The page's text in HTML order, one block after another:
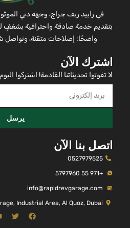
في رابيد ريف جراج، وجهة دبي
بتقديم خدمة صادقة واحترافية بشغفٍ
واضحًا: إصلاحات متقنة، وتواصل
اشترك الآن
لا تفوتوا تحديثاتنا القادمة! اشتركوا
يرسل
اتصل بنا الآن
0527979525
+971 55 5797960
info@rapidrevgarage.com
Industrial Area, Al Quoz, Dubai